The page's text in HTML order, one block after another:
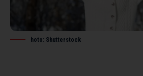
hoto: Shutterstock